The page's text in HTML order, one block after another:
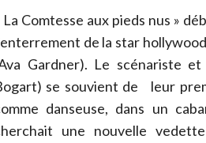
La Comtesse aux pieds nus »
de la star
Gardner). Le scénariste
se souvient de leur
danseuse, dans un
une nouvelle